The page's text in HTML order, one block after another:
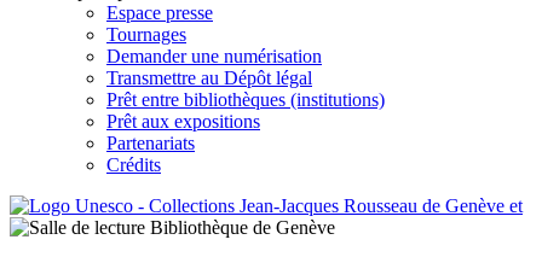
Espace presse
Tournages
Demander une numérisation
Transmettre au Dépôt légal
Prêt entre bibliothèques (institutions)
Prêt aux expositions
Partenariats
Crédits